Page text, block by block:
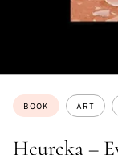
Heureka –
Topics:
BOOK ART